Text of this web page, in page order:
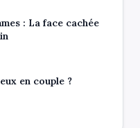
: La face cachée
en couple ?